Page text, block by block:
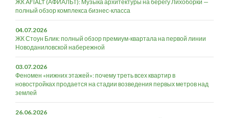
ЖК AFIALT (АФИАЛЬТ): Музыка архитектуры на берегу Лихоборки —
полный обзор комплекса бизнес-класса
04.07.2026
ЖК Стоун Блик: полный обзор премиум-квартала на первой линии
Новоданиловской набережной
03.07.2026
Феномен «нижних этажей»: почему треть всех квартир в
новостройках продается на стадии возведения первых метров над
землей
26.06.2026